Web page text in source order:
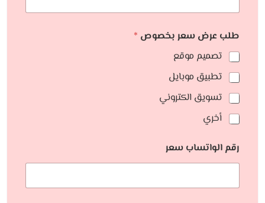
طلب عرض سعر بخصوص *
تصميم موقع
تطبيق موبايل
تسويق الكتروني
أخري
رقم الواتساب سعر